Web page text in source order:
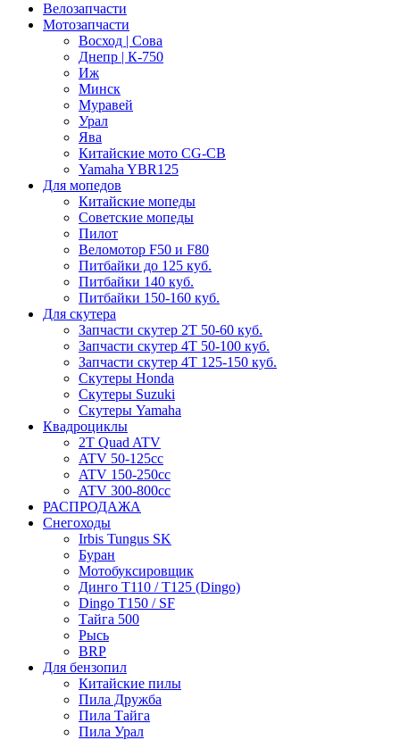
Велозапчасти
Мотозапчасти
Восход | Сова
Днепр | К-750
Иж
Минск
Муравей
Урал
Ява
Китайские мото CG-CB
Yamaha YBR125
Для мопедов
Китайские мопеды
Советские мопеды
Пилот
Веломотор F50 и F80
Питбайки до 125 куб.
Питбайки 140 куб.
Питбайки 150-160 куб.
Для скутера
Запчасти скутер 2Т 50-60 куб.
Запчасти скутер 4Т 50-100 куб.
Запчасти скутер 4Т 125-150 куб.
Скутеры Honda
Скутеры Suzuki
Скутеры Yamaha
Квадроциклы
2T Quad ATV
ATV 50-125cc
ATV 150-250cc
ATV 300-800cc
РАСПРОДАЖА
Снегоходы
Irbis Tungus SK
Буран
Мотобуксировщик
Динго T110 / T125 (Dingo)
Dingo T150 / SF
Тайга 500
Рысь
BRP
Для бензопил
Китайские пилы
Пила Дружба
Пила Тайга
Пила Урал